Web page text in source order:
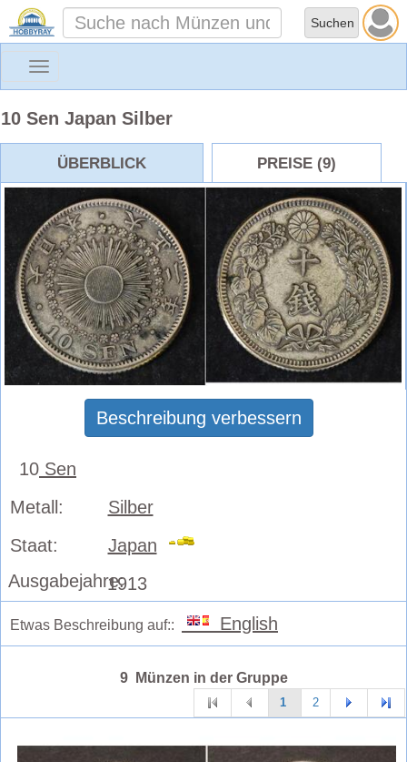
Toggle
10 Sen Japan Silber
ÜBERBLICK PREISE (9)
Beschreibung verbessern
10 Sen
Metall:
Silber
Staat:
Japan
Ausgabejahre:1913
Etwas Beschreibung auf:: English
9 Münzen in der Gruppe
1 2